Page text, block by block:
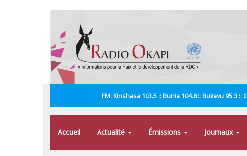
FM: Kinshasa 103.5 :: Bunia 104.8 :: Bukavu 95.3
Accueil Actualité Émissions Journaux